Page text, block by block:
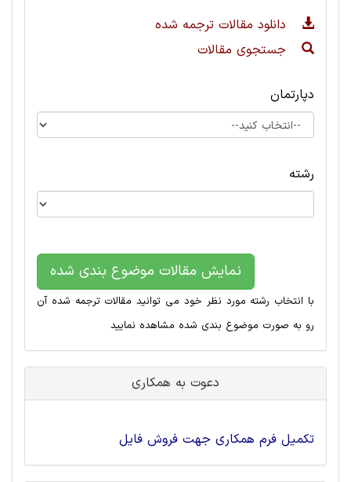
دانلود مقالات ترجمه شده
جستجوی مقالات
دپارتمان
رشته
نمایش مقالات موضوع بندی شده
با انتخاب رشته مورد نظر خود می توانید مقالات ترجمه شده آن
رو به صورت موضوع بندی شده مشاهده نمایید
دعوت به همکاری
تکمیل فرم همکاری جهت فروش فایل